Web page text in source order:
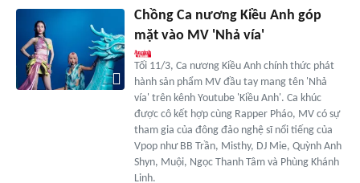
Chồng Ca nương Kiều Anh góp
mặt vào MV 'Nhả vía'
Tối 11/3, Ca nương Kiều Anh chính thức phát
hành sản phẩm MV đầu tay mang tên 'Nhả
vía' trên kênh Youtube 'Kiều Anh'. Ca khúc
được cô kết hợp cùng Rapper Pháo, MV có sự
tham gia của đông đảo nghệ sĩ nổi tiếng của
Vpop như BB Trần, Misthy, DJ Mie, Quỳnh Anh
Shyn, Muội, Ngọc Thanh Tâm và Phùng Khánh
Linh.